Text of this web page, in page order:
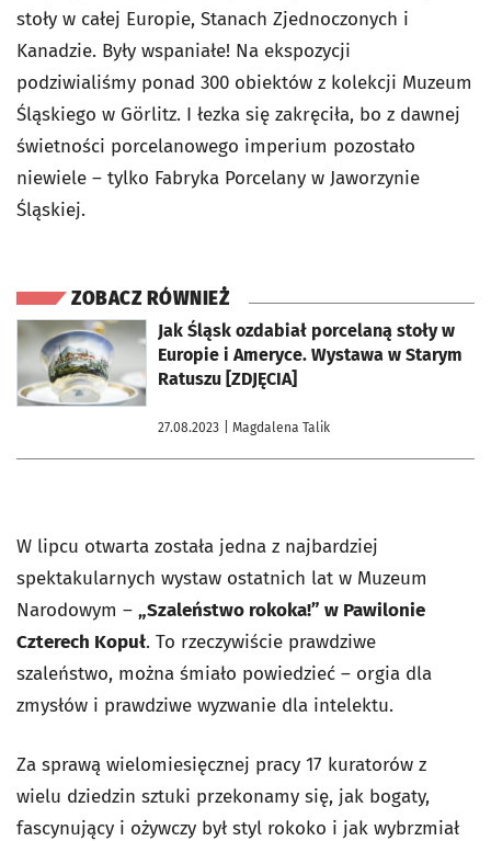
stoły w całej Europie, Stanach Zjednoczonych i
Kanadzie. Były wspaniałe! Na ekspozycji
podziwialiśmy ponad 300 obiektów z kolekcji Muzeum
Śląskiego w Görlitz. I łezka się zakręciła, bo z dawnej
świetności porcelanowego imperium pozostało
niewiele – tylko Fabryka Porcelany w Jaworzynie
Śląskiej.
ZOBACZ RÓWNIEŻ
Jak Śląsk ozdabiał porcelaną stoły w
Europie i Ameryce. Wystawa w Starym
Ratuszu [ZDJĘCIA]
27.08.2023 | Magdalena Talik
otworzy się w nowej karcie
W lipcu otwarta została jedna z najbardziej
spektakularnych wystaw ostatnich lat w Muzeum
Narodowym – „Szaleństwo rokoka!” w Pawilonie
Czterech Kopuł. To rzeczywiście prawdziwe
szaleństwo, można śmiało powiedzieć – orgia dla
zmysłów i prawdziwe wyzwanie dla intelektu.
Za sprawą wielomiesięcznej pracy 17 kuratorów z
wielu dziedzin sztuki przekonamy się, jak bogaty,
fascynujący i ożywczy był styl rokoko i jak wybrzmiał